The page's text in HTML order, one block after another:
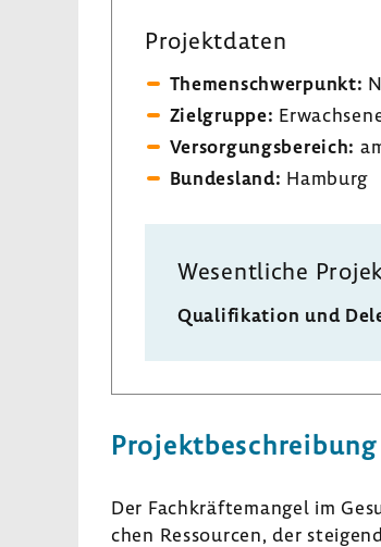
Projekt­daten
Themen­schwer­punkt:
Ziel­gruppe:
Versor­gungs­be­reich:
Bundes­land: Hamburg
Wesent­liche
Quali­fi­ka­tion und
Projekt­be­schrei­bung
Der Fach­kräf­te­mangel im
chen Ressourcen, der